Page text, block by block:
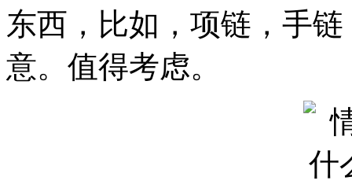
东西，比如，项链，手
意。值得考虑。